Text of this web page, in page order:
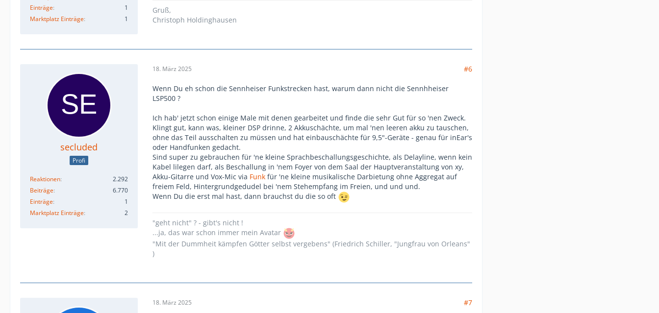
Einträge
1
Marktplatz Einträge
1
Gruß,
Christoph Holdinghausen
secluded
Profi
Reaktionen
2.292
Beiträge
6.770
Einträge
1
Marktplatz Einträge
2
18. März 2025 #6
Wenn Du eh schon die Sennheiser Funkstrecken hast, warum dann nicht die Sennhheiser
LSP500 ?
Ich hab' jetzt schon einige Male mit denen gearbeitet und finde die sehr Gut für so 'nen Zweck.
Klingt gut, kann was, kleiner DSP drinne, 2 Akkuschächte, um mal 'nen leeren akku zu tauschen,
ohne das Teil ausschalten zu müssen und hat einbauschächte für 9,5"-Geräte - genau für inEar's
oder Handfunken gedacht.
Sind super zu gebrauchen für 'ne kleine Sprachbeschallungsgeschichte, als Delayline, wenn kein
Kabel lilegen darf, als Beschallung in 'nem Foyer von dem Saal der Hauptveranstaltung von xy,
Akku-Gitarre und Vox-Mic via Funk für 'ne kleine musikalische Darbietung ohne Aggregat auf
freiem Feld, Hintergrundgedudel bei 'nem Stehempfang im Freien, und und und.
Wenn Du die erst mal hast, dann brauchst du die so oft
"geht nicht" ? - gibt's nicht !
...ja, das war schon immer mein Avatar
"Mit der Dummheit kämpfen Götter selbst vergebens" (Friedrich Schiller, "Jungfrau von Orleans"
)
18. März 2025 #7